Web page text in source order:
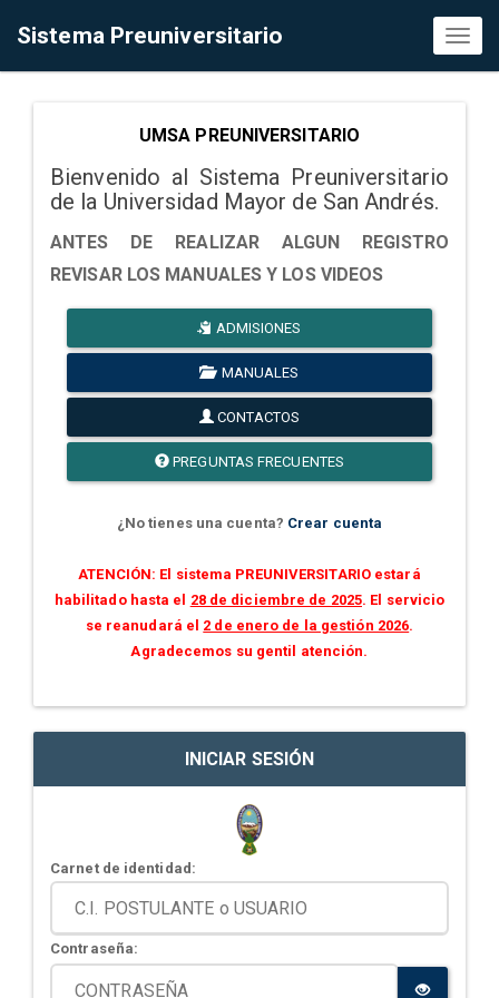
Sistema Preuniversitario
UMSA PREUNIVERSITARIO
Bienvenido al Sistema Preuniversitario
de la Universidad Mayor de San Andrés.
ANTES DE REALIZAR ALGUN REGISTRO
REVISAR LOS MANUALES Y LOS VIDEOS
ADMISIONES
MANUALES
CONTACTOS
PREGUNTAS FRECUENTES
¿No tienes una cuenta? Crear cuenta
ATENCIÓN: El sistema PREUNIVERSITARIO estará
habilitado hasta el 28 de diciembre de 2025. El servicio
se reanudará el 2 de enero de la gestión 2026.
Agradecemos su gentil atención.
INICIAR SESIÓN
Carnet de identidad:
Contraseña: